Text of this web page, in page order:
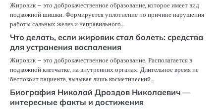
Жировик – это доброкачественное образование, которое имеет вид
подкожной шишки. Формируется уплотнение по причине нарушения
работы сальных желез и неправильного…
Что делать, если жировик стал болеть: средства
для устранения воспаления
Жировик – это доброкачественное образование. Располагается в
подкожной клетчатке, на внутренних органах. Длительное время не
беспокоит пациента, вызывая лишь косметический…
Биография Николай Дроздов Николаевич —
интересные факты и достижения